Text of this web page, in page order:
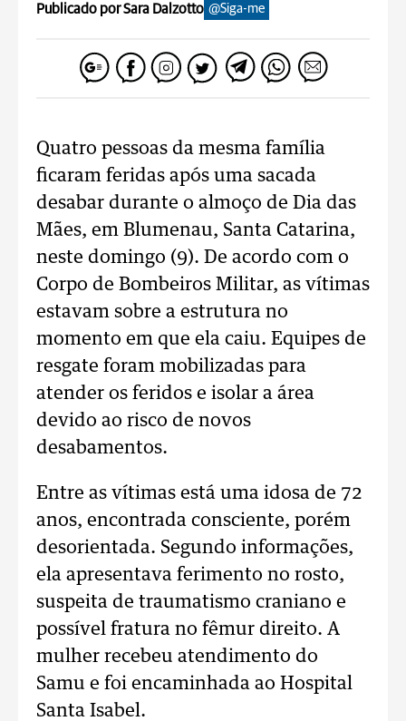
Publicado por Sara Dalzotto @Siga-me
Quatro pessoas da mesma família
ficaram feridas após uma sacada
desabar durante o almoço de Dia das
Mães, em Blumenau, Santa Catarina,
neste domingo (9). De acordo com o
Corpo de Bombeiros Militar, as vítimas
estavam sobre a estrutura no
momento em que ela caiu. Equipes de
resgate foram mobilizadas para
atender os feridos e isolar a área
devido ao risco de novos
desabamentos.
Entre as vítimas está uma idosa de 72
anos, encontrada consciente, porém
desorientada. Segundo informações,
ela apresentava ferimento no rosto,
suspeita de traumatismo craniano e
possível fratura no fêmur direito. A
mulher recebeu atendimento do
Samu e foi encaminhada ao Hospital
Santa Isabel.